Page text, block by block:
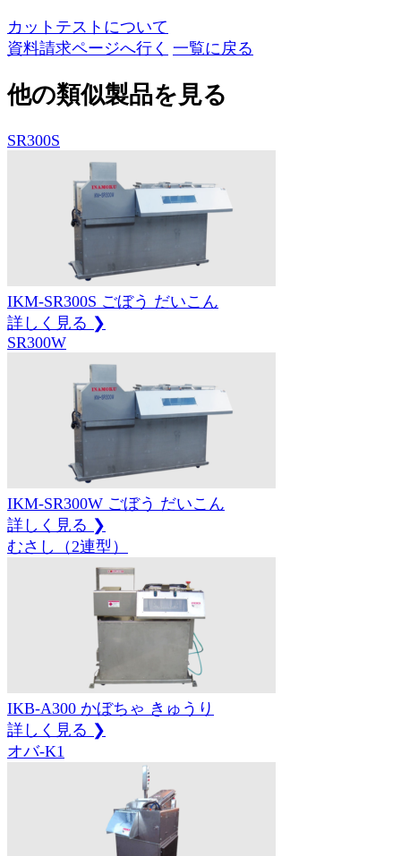
カットテストについて
資料請求ページへ行く 一覧に戻る
他の類似製品を見る
SR300S
IKM-SR300S ごぼう だいこん
詳しく見る ❯
SR300W
IKM-SR300W ごぼう だいこん
詳しく見る ❯
むさし（2連型）
IKB-A300 かぼちゃ きゅうり
詳しく見る ❯
オバ-K1